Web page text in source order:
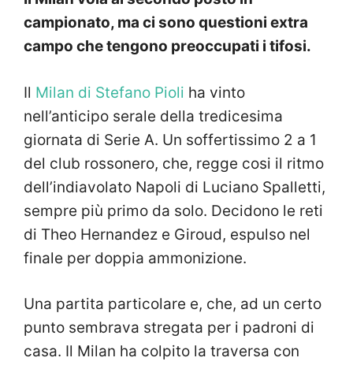
campionato, ma ci sono questioni extra
campo che tengono preoccupati i tifosi.
Il Milan di Stefano Pioli ha vinto
nell’anticipo serale della tredicesima
giornata di Serie A. Un soffertissimo 2 a 1
del club rossonero, che, regge cosi il ritmo
dell’indiavolato Napoli di Luciano Spalletti,
sempre più primo da solo. Decidono le reti
di Theo Hernandez e Giroud, espulso nel
finale per doppia ammonizione.
Una partita particolare e, che, ad un certo
punto sembrava stregata per i padroni di
casa. Il Milan ha colpito la traversa con